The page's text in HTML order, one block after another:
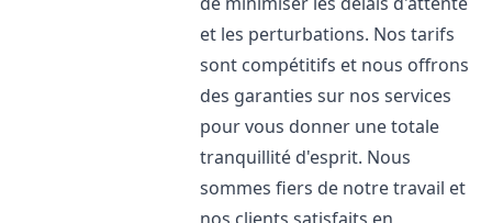
et les perturbations. Nos tarifs
sont compétitifs et nous offrons
des garanties sur nos services
pour vous donner une totale
tranquillité d'esprit. Nous
sommes fiers de notre travail et